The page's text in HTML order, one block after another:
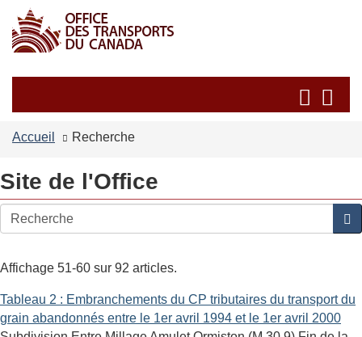
principal
version
simplifiée
et
les
et
Accueil Recherche
Site de l'Office
Affichage 51-60 sur 92 articles.
Tableau 2 : Embranchements du CP tributaires du transport du
grain abandonnés entre le 1er avril 1994 et le 1er avril 2000